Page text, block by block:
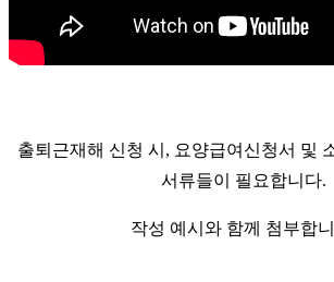
출퇴근재해 신청 시, 요양급여신청서 및
서류들이 필요합니다.
작성 예시와 함께 첨부합